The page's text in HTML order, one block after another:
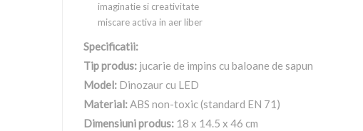
imaginatie si creativitate
miscare activa in aer liber
Specificatii:
Tip produs: jucarie de impins cu baloane de sapun
Model: Dinozaur cu LED
Material:ABS non-toxic (standard EN 71)
Dimensiuni produs: 18 x 14.5 x 46 cm